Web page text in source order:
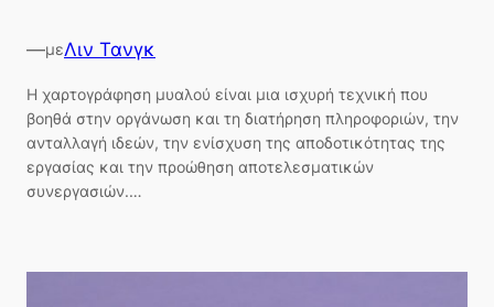
—μεΛιν Τανγκ
Η χαρτογράφηση μυαλού είναι μια ισχυρή τεχνική που
βοηθά στην οργάνωση και τη διατήρηση πληροφοριών, την
ανταλλαγή ιδεών, την ενίσχυση της αποδοτικότητας της
εργασίας και την προώθηση αποτελεσματικών
συνεργασιών.…